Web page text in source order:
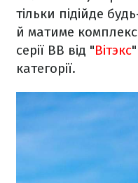
тільки підійде
й матиме
серії ВВ від "Вітэкс
категорії.